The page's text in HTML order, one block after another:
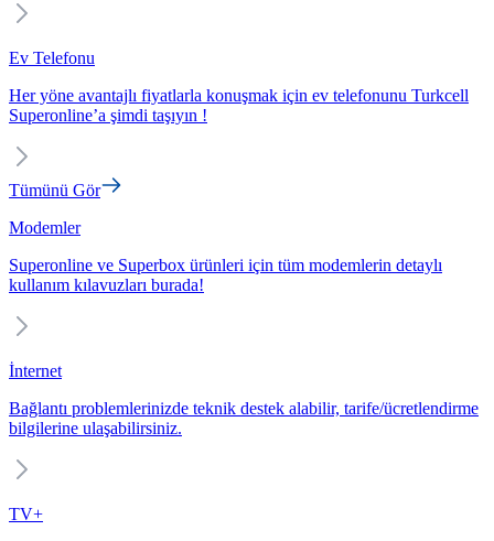
Ev Telefonu
Her yöne avantajlı fiyatlarla konuşmak için ev telefonunu Turkcell
Superonline’a şimdi taşıyın !
Tümünü Gör
Modemler
Superonline ve Superbox ürünleri için tüm modemlerin detaylı
kullanım kılavuzları burada!
İnternet
Bağlantı problemlerinizde teknik destek alabilir, tarife/ücretlendirme
bilgilerine ulaşabilirsiniz.
TV+